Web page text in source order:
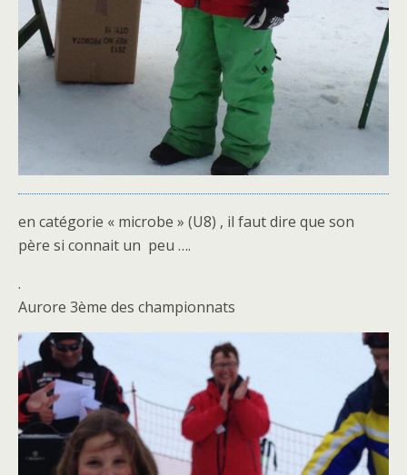
en catégorie « microbe » (U8) , il faut dire que son
père si connait un peu ….
.
Aurore 3ème des championnats